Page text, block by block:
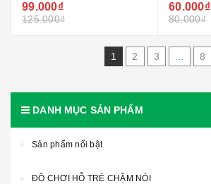
99.000₫
125.000₫
60.000₫
80.000₫
1 2 3 8
DANH MỤC SẢN PHẨM
Sản phẩm nổi bật
ĐỒ CHƠI HỖ TRẺ CHẬM NÓI